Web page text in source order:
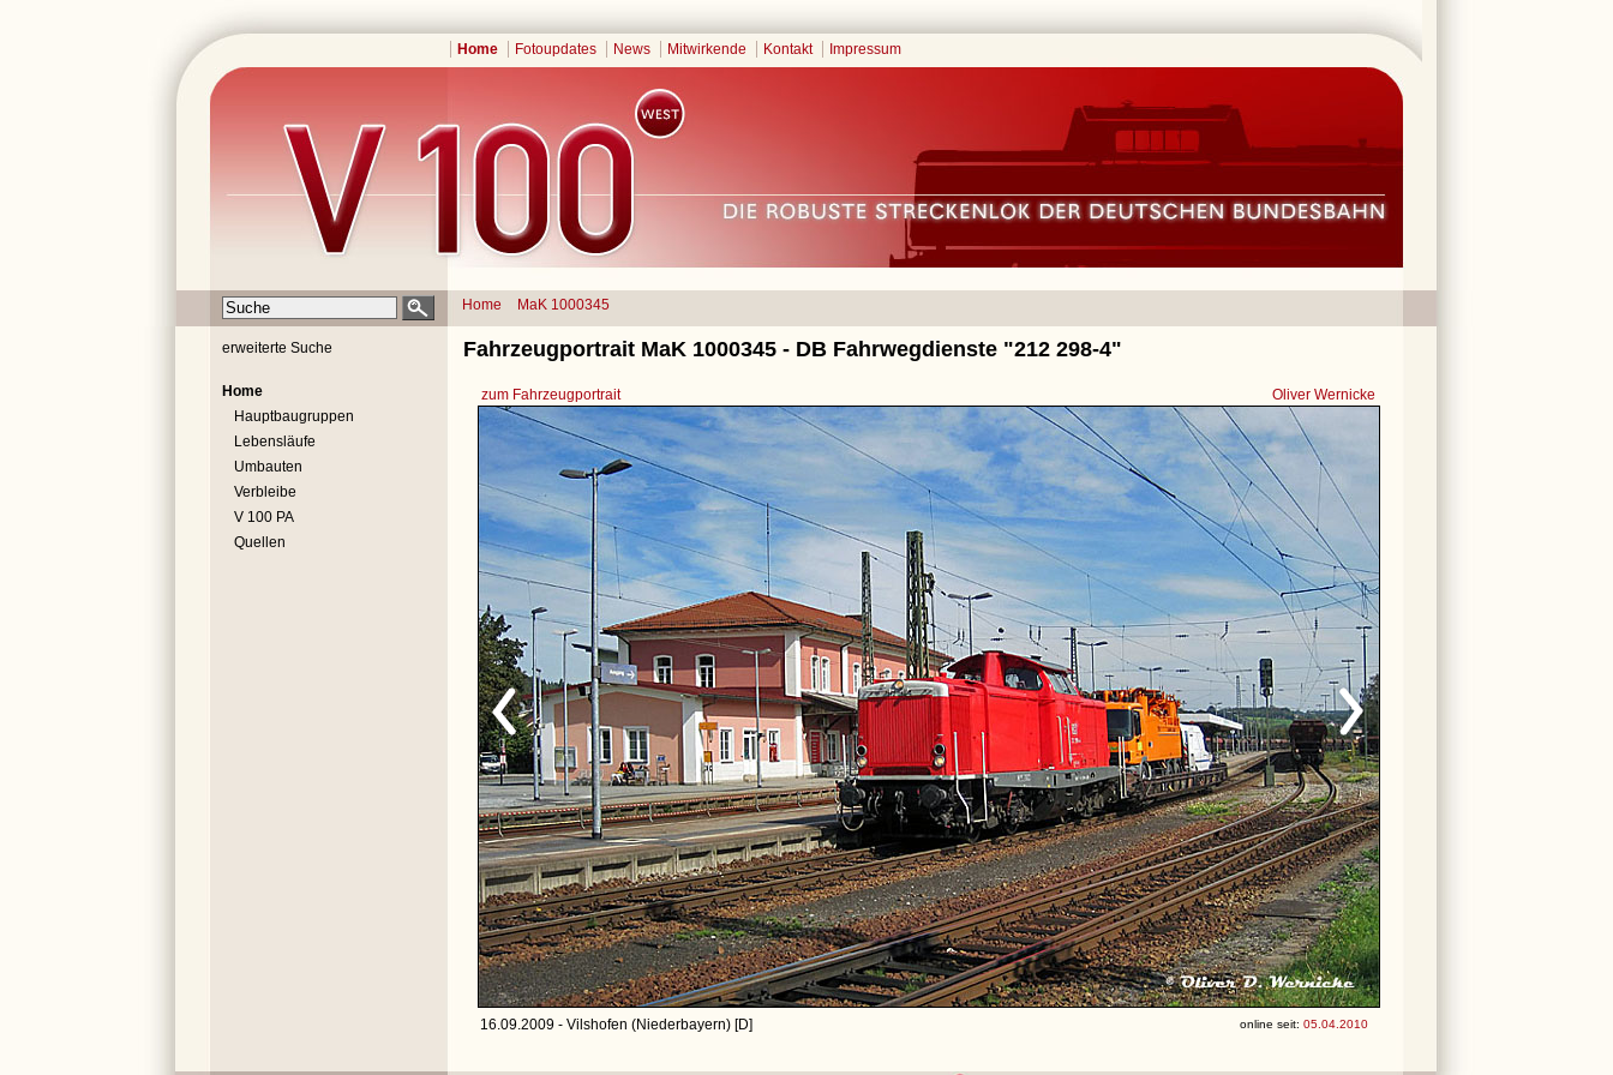
Home Fotoupdates News Mitwirkende Kontakt Impressum
Home MaK 1000345
erweiterte Suche
Home
Hauptbaugruppen
Lebensläufe
Umbauten
Verbleibe
V 100 PA
Quellen
Fahrzeugportrait MaK 1000345 - DB Fahrwegdienste "212 298-4"
zum Fahrzeugportrait Oliver Wernicke
16.09.2009 - Vilshofen (Niederbayern) [D] online seit: 05.04.2010